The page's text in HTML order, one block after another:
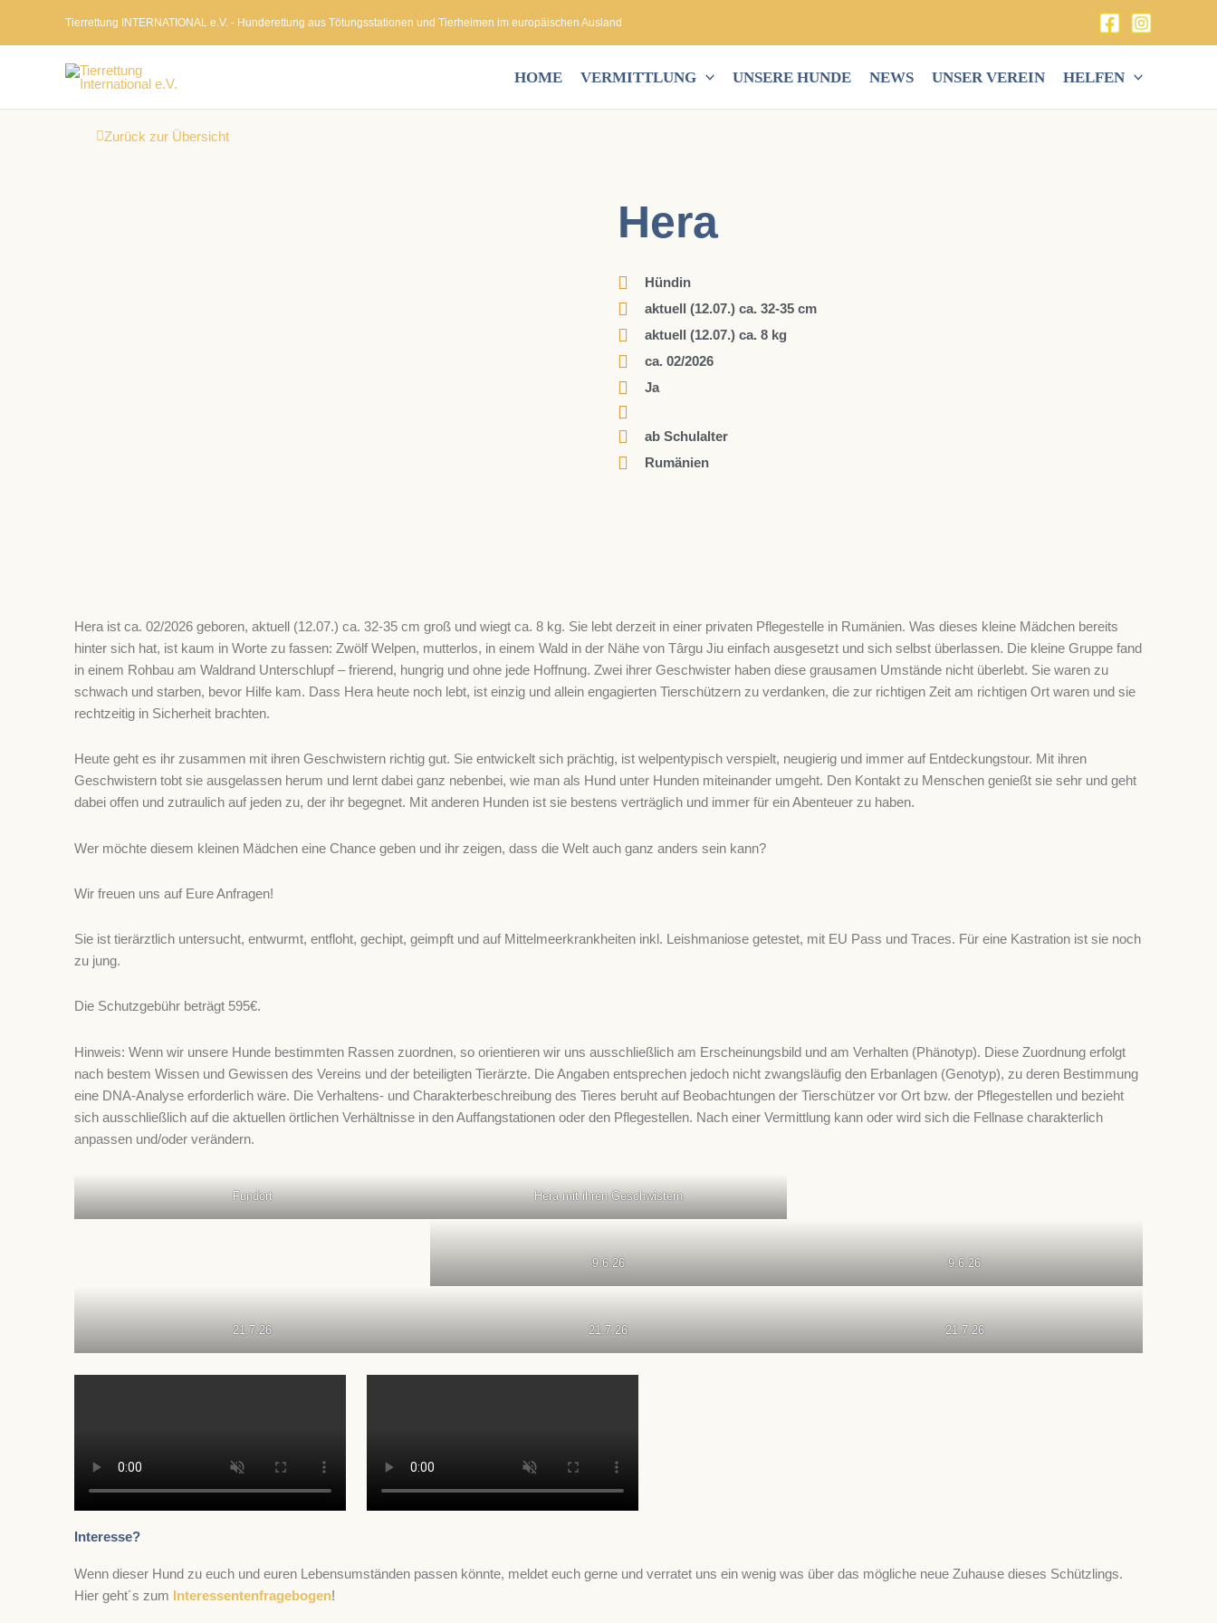
Tierrettung INTERNATIONAL e.V. - Hunderettung aus Tötungsstationen und Tierheimen im europäischen Ausland
HOME VERMITTLUNG UNSERE HUNDE NEWS UNSER VEREIN HELFEN
Zurück zur Übersicht
Hera
Hündin
aktuell (12.07.) ca. 32-35 cm
aktuell (12.07.) ca. 8 kg
ca. 02/2026
Ja
ab Schulalter
Rumänien
Hera ist ca. 02/2026 geboren, aktuell (12.07.) ca. 32-35 cm groß und wiegt ca. 8 kg. Sie lebt derzeit in einer privaten Pflegestelle in Rumänien. Was dieses kleine Mädchen bereits
hinter sich hat, ist kaum in Worte zu fassen: Zwölf Welpen, mutterlos, in einem Wald in der Nähe von Târgu Jiu einfach ausgesetzt und sich selbst überlassen. Die kleine Gruppe fand
in einem Rohbau am Waldrand Unterschlupf – frierend, hungrig und ohne jede Hoffnung. Zwei ihrer Geschwister haben diese grausamen Umstände nicht überlebt. Sie waren zu
schwach und starben, bevor Hilfe kam. Dass Hera heute noch lebt, ist einzig und allein engagierten Tierschützern zu verdanken, die zur richtigen Zeit am richtigen Ort waren und sie
rechtzeitig in Sicherheit brachten.
Heute geht es ihr zusammen mit ihren Geschwistern richtig gut. Sie entwickelt sich prächtig, ist welpentypisch verspielt, neugierig und immer auf Entdeckungstour. Mit ihren
Geschwistern tobt sie ausgelassen herum und lernt dabei ganz nebenbei, wie man als Hund unter Hunden miteinander umgeht. Den Kontakt zu Menschen genießt sie sehr und geht
dabei offen und zutraulich auf jeden zu, der ihr begegnet. Mit anderen Hunden ist sie bestens verträglich und immer für ein Abenteuer zu haben.
Wer möchte diesem kleinen Mädchen eine Chance geben und ihr zeigen, dass die Welt auch ganz anders sein kann?
Wir freuen uns auf Eure Anfragen!
Sie ist tierärztlich untersucht, entwurmt, entfloht, gechipt, geimpft und auf Mittelmeerkrankheiten inkl. Leishmaniose getestet, mit EU Pass und Traces. Für eine Kastration ist sie noch
zu jung.
Die Schutzgebühr beträgt 595€.
Hinweis: Wenn wir unsere Hunde bestimmten Rassen zuordnen, so orientieren wir uns ausschließlich am Erscheinungsbild und am Verhalten (Phänotyp). Diese Zuordnung erfolgt
nach bestem Wissen und Gewissen des Vereins und der beteiligten Tierärzte. Die Angaben entsprechen jedoch nicht zwangsläufig den Erbanlagen (Genotyp), zu deren Bestimmung
eine DNA-Analyse erforderlich wäre. Die Verhaltens- und Charakterbeschreibung des Tieres beruht auf Beobachtungen der Tierschützer vor Ort bzw. der Pflegestellen und bezieht
sich ausschließlich auf die aktuellen örtlichen Verhältnisse in den Auffangstationen oder den Pflegestellen. Nach einer Vermittlung kann oder wird sich die Fellnase charakterlich
anpassen und/oder verändern.
Fundort Hera mit ihren Geschwistern
9.6.26 9.6.26
21.7.26 21.7.26 21.7.26
Interesse?
Wenn dieser Hund zu euch und euren Lebensumständen passen könnte, meldet euch gerne und verratet uns ein wenig was über das mögliche neue Zuhause dieses Schützlings.
Hier geht´s zum Interessentenfragebogen!